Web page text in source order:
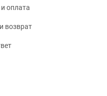
оплата
возврат